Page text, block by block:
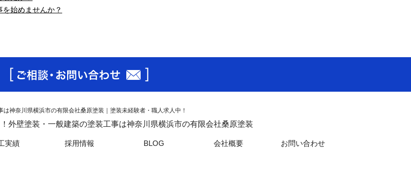
迎！プロ
未経験者大歓迎！ 塗装職人
始めませんか？
外壁塗装・一般建築の塗装工事は神奈川県横浜市の有限会社桑原塗装
実績 採用情報 BLOG 会社概要 お問い合わせ